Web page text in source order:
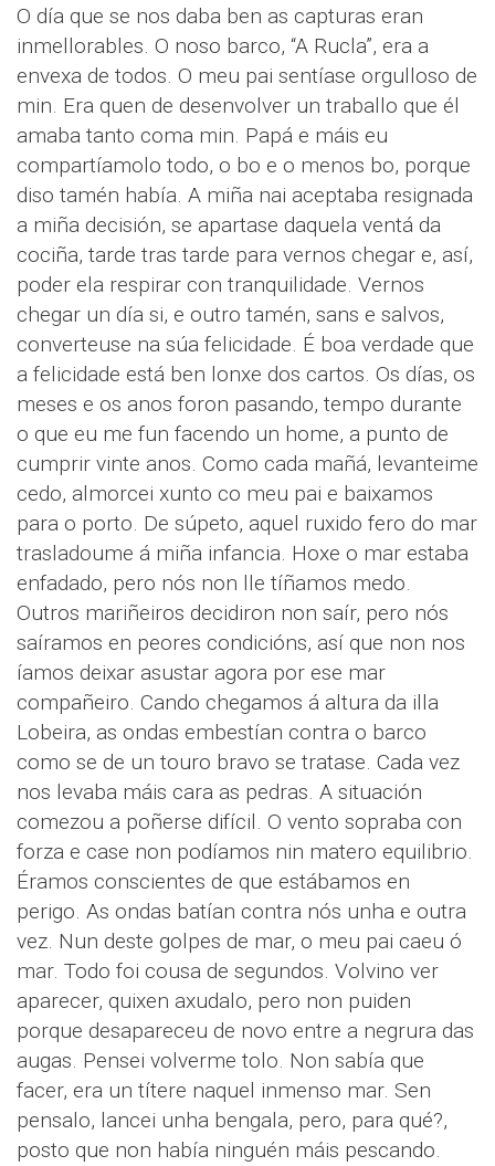
O día que se nos daba ben as capturas eran
inmellorables. O noso barco, “A Rucla”, era a
envexa de todos. O meu pai sentíase orgulloso de
min. Era quen de desenvolver un traballo que él
amaba tanto coma min. Papá e máis eu
compartíamolo todo, o bo e o menos bo, porque
diso tamén había. A miña nai aceptaba resignada
a miña decisión, se apartase daquela ventá da
cociña, tarde tras tarde para vernos chegar e, así,
poder ela respirar con tranquilidade. Vernos
chegar un día si, e outro tamén, sans e salvos,
converteuse na súa felicidade. É boa verdade que
a felicidade está ben lonxe dos cartos. Os días, os
meses e os anos foron pasando, tempo durante
o que eu me fun facendo un home, a punto de
cumprir vinte anos. Como cada mañá, levanteime
cedo, almorcei xunto co meu pai e baixamos
para o porto. De súpeto, aquel ruxido fero do mar
trasladoume á miña infancia. Hoxe o mar estaba
enfadado, pero nós non lle tíñamos medo.
Outros mariñeiros decidiron non saír, pero nós
saíramos en peores condicións, así que non nos
íamos deixar asustar agora por ese mar
compañeiro. Cando chegamos á altura da illa
Lobeira, as ondas embestían contra o barco
como se de un touro bravo se tratase. Cada vez
nos levaba máis cara as pedras. A situación
comezou a poñerse difícil. O vento sopraba con
forza e case non podíamos nin matero equilibrio.
Éramos conscientes de que estábamos en
perigo. As ondas batían contra nós unha e outra
vez. Nun deste golpes de mar, o meu pai caeu ó
mar. Todo foi cousa de segundos. Volvino ver
aparecer, quixen axudalo, pero non puiden
porque desapareceu de novo entre a negrura das
augas. Pensei volverme tolo. Non sabía que
facer, era un títere naquel inmenso mar. Sen
pensalo, lancei unha bengala, pero, para qué?,
posto que non había ninguén máis pescando.